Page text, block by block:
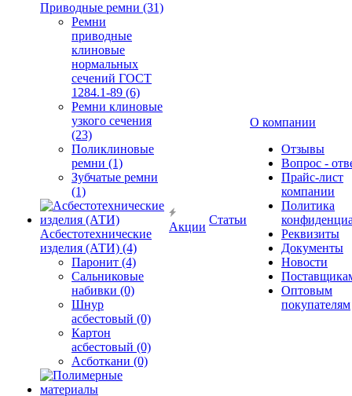
Приводные ремни (31)
Ремни
приводные
клиновые
нормальных
сечений ГОСТ
1284.1-89 (6)
Ремни клиновые
узкого сечения
(23)
Поликлиновые
ремни (1)
Зубчатые ремни
(1)
Асбестотехнические
изделия (АТИ) (4)
Паронит (4)
Сальниковые
набивки (0)
Шнур
асбестовый (0)
Картон
асбестовый (0)
Асботкани (0)
Акции
Статьи
О компании
Отзывы
Вопрос -
Прайс-лист
компании
Политика
Реквизиты
Документы
Новости
Оптовым
покупателям